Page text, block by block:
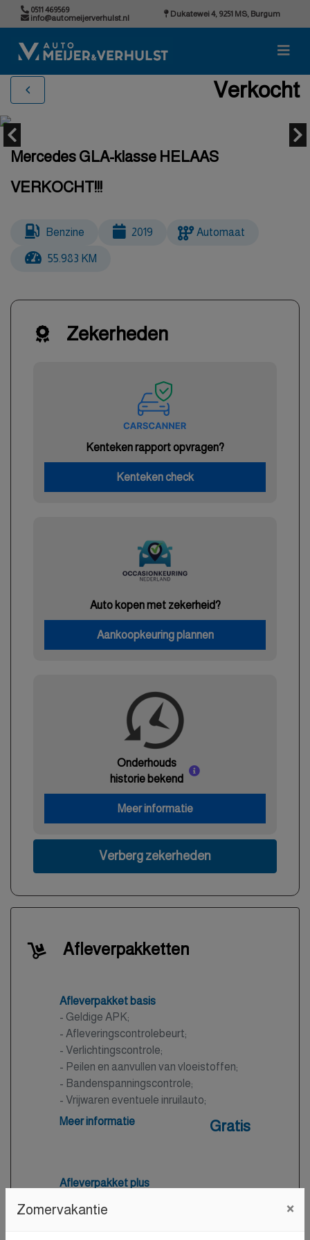
0511 469569
info@automeijerverhulst.nl
Dukatewei 4, 9251 MS, Burgum
Verkocht
Mercedes GLA-klasse HELAAS
VERKOCHT!!!
Benzine 2019 Automaat
55.983 KM
Zekerheden
Kenteken rapport opvragen?
Kenteken check
Auto kopen met zekerheid?
Aankoopkeuring plannen
Onderhouds
historie bekend
Meer informatie
Verberg zekerheden
Afleverpakketten
Afleverpakket basis
- Geldige APK;
- Afleveringscontrolebeurt;
- Verlichtingscontrole;
- Peilen en aanvullen van vloeistoffen;
- Bandenspanningscontrole;
- Vrijwaren eventuele inruilauto;
- Auto is of wordt gepoetst.
Meer informatie Gratis
Afleverpakket plus
Nieuwe APK
Zomervakantie ×